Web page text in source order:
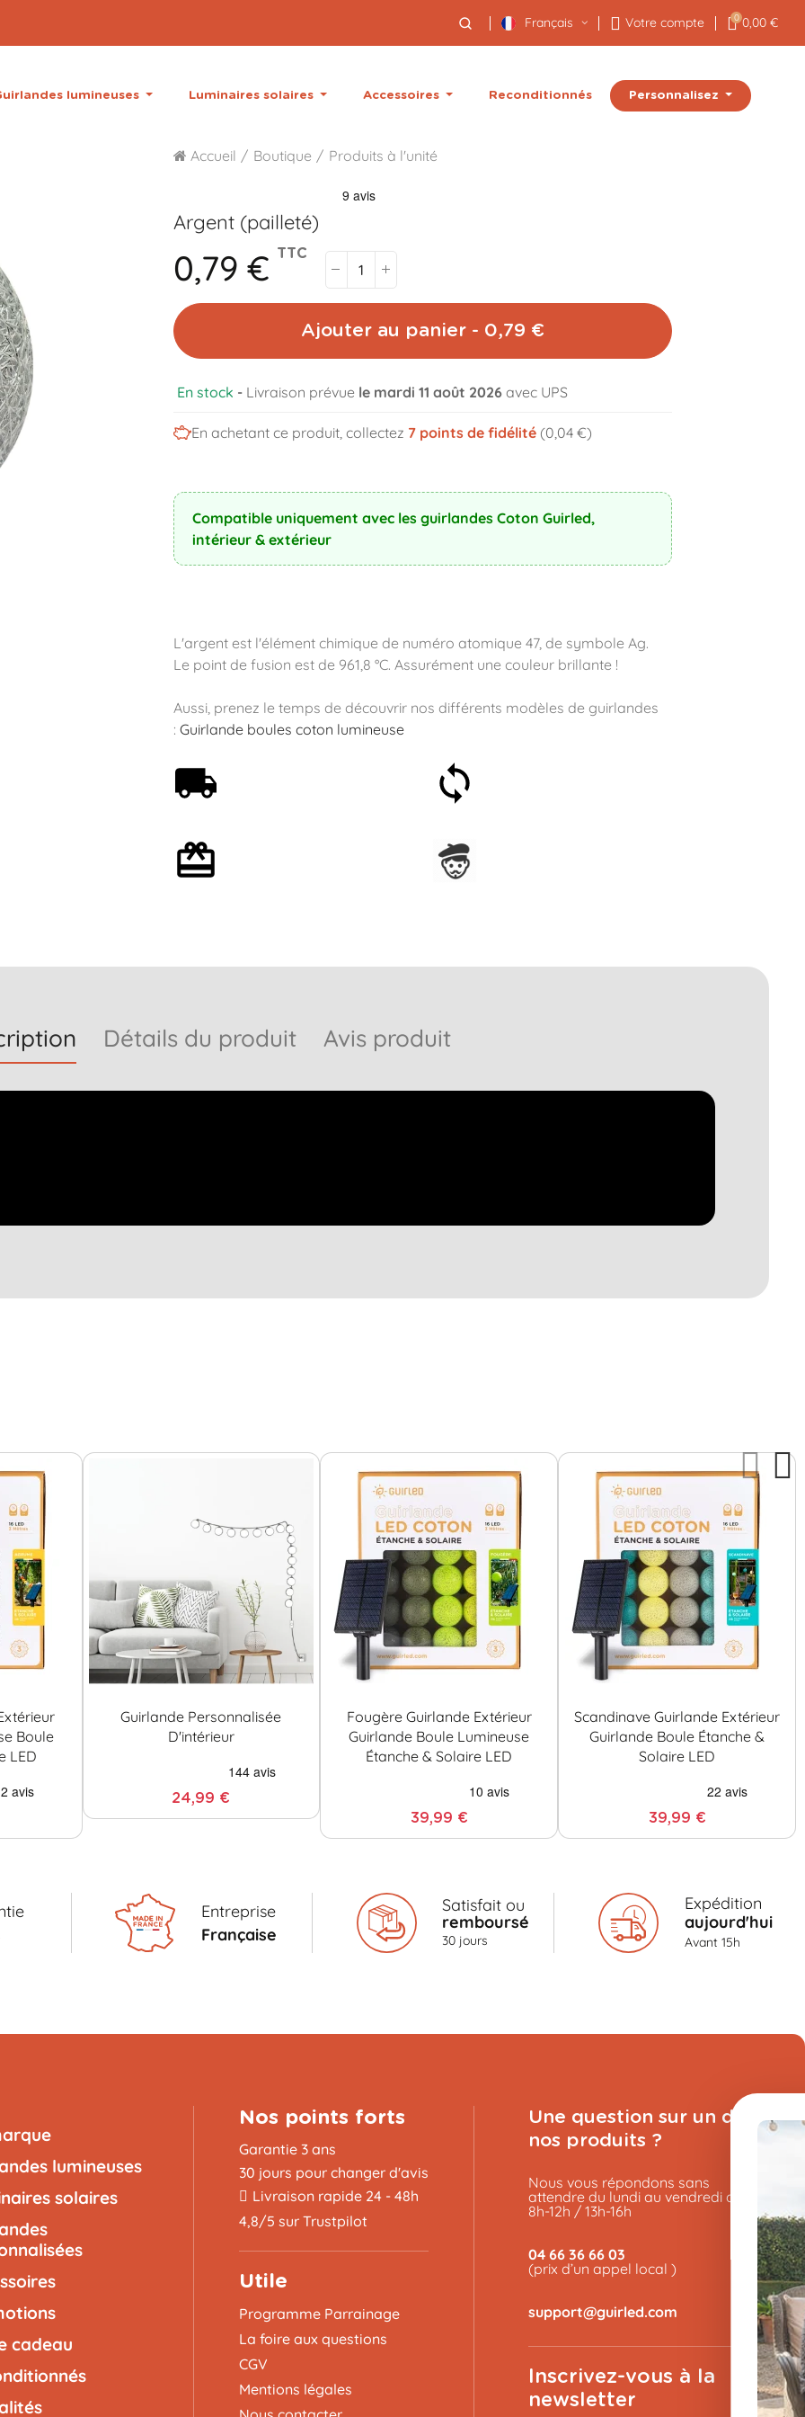
Français Votre compte 0 0,00 €
lumineuses Luminaires solaires Accessoires Reconditionnés Personnalisez
Accueil Boutique Produits à l'unité
Argent (pailleté)
0,79 € TTC
Ajouter au panier - 0,79 €
En stock - Livraison prévue le mardi 11 août 2026 avec UPS
En achetant ce produit, collectez 7points de fidélité (0,04 €)
Compatible uniquement avec les guirlandes Coton Guirled,
intérieur & extérieur
L'argent est l'élément chimique de numéro atomique 47, de symbole Ag.
Le point de fusion est de 961,8 °C. Assurément une couleur brillante !
Aussi, prenez le temps de découvrir nos différents modèles de guirlandes
: Guirlande boules coton lumineuse
Détails du produit Avis produit
Boule
LED
Guirlande Personnalisée
D'intérieur
24,99 €
Fougère Guirlande Extérieur
Guirlande Boule Lumineuse
Étanche & Solaire LED
39,99 €
Scandinave Guirlande Extérieur
Guirlande Boule Étanche &
Solaire LED
39,99 €
Entreprise
Française
Satisfait ou
remboursé
30 jours
Expédition
aujourd'hui
Avant 15h
lumineuses
solaires
cadeau
Nos points forts
Garantie 3 ans
30 jours pour changer d'avis
Livraison rapide 24 - 48h
4,8/5 sur Trustpilot
Utile
Programme Parrainage
La foire aux questions
CGV
Mentions légales
Une question sur un de
nos produits ?
Nous vous répondons sans
attendre du lundi au vendredi de
8h-12h / 13h-16h
04 66 36 66 03
(prix d’un appel local )
Inscrivez-vous à la
newsletter